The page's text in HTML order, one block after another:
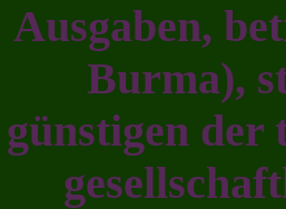
Ausgaben,
Burma),
günstigen